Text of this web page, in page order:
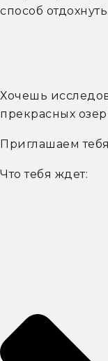
способ отдохнуть.
Хочешь
прекрасных озер
Приглашаем
Что тебя ждет: